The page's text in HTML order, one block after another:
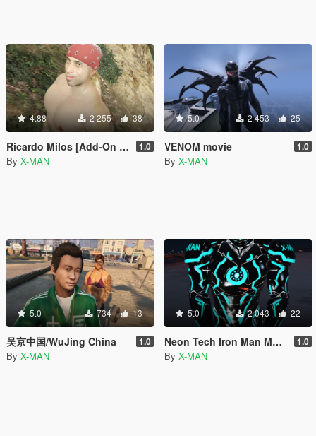
4.88 2 255 38
Ricardo Milos [Add-On Ped] 1.0
By X-MAN
5.0 2 453 25
VENOM movie 1.0
By X-MAN
5.0 734 13
吴京中国/WuJing China 1.0
By X-MAN
5.0 2 043 22
Neon Tech Iron Man Mark II 1.0
By X-MAN